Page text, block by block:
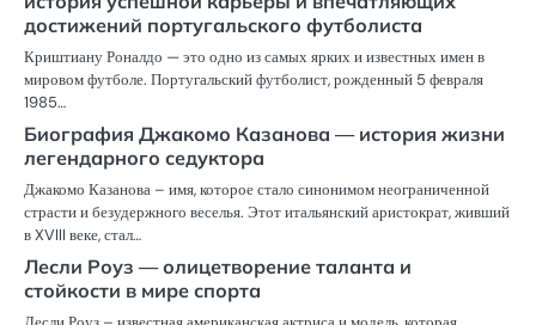
достижений португальского футболиста
Криштиану Роналдо — это одно из самых ярких и известных имен в
мировом футболе. Португальский футболист, рожденный 5 февраля
1985…
Биография Джакомо Казанова — история жизни
легендарного седуктора
Джакомо Казанова – имя, которое стало синонимом неограниченной
страсти и безудержного веселья. Этот итальянский аристократ, живший
в XVIII веке, стал…
Лесли Роуз — олицетворение таланта и
стойкости в мире спорта